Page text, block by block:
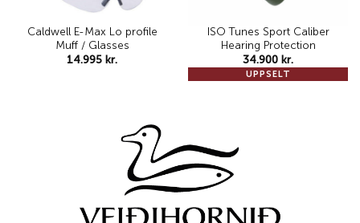
Caldwell E-Max Lo profile
Muff / Glasses
14.995 kr.
UPPSELT
ISO Tunes Sport Caliber
Hearing Protection
34.900 kr.